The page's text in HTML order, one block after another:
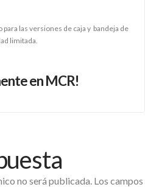
las versiones de caja y bandeja de
limitada.
en MCR!
no será publicada. Los campos